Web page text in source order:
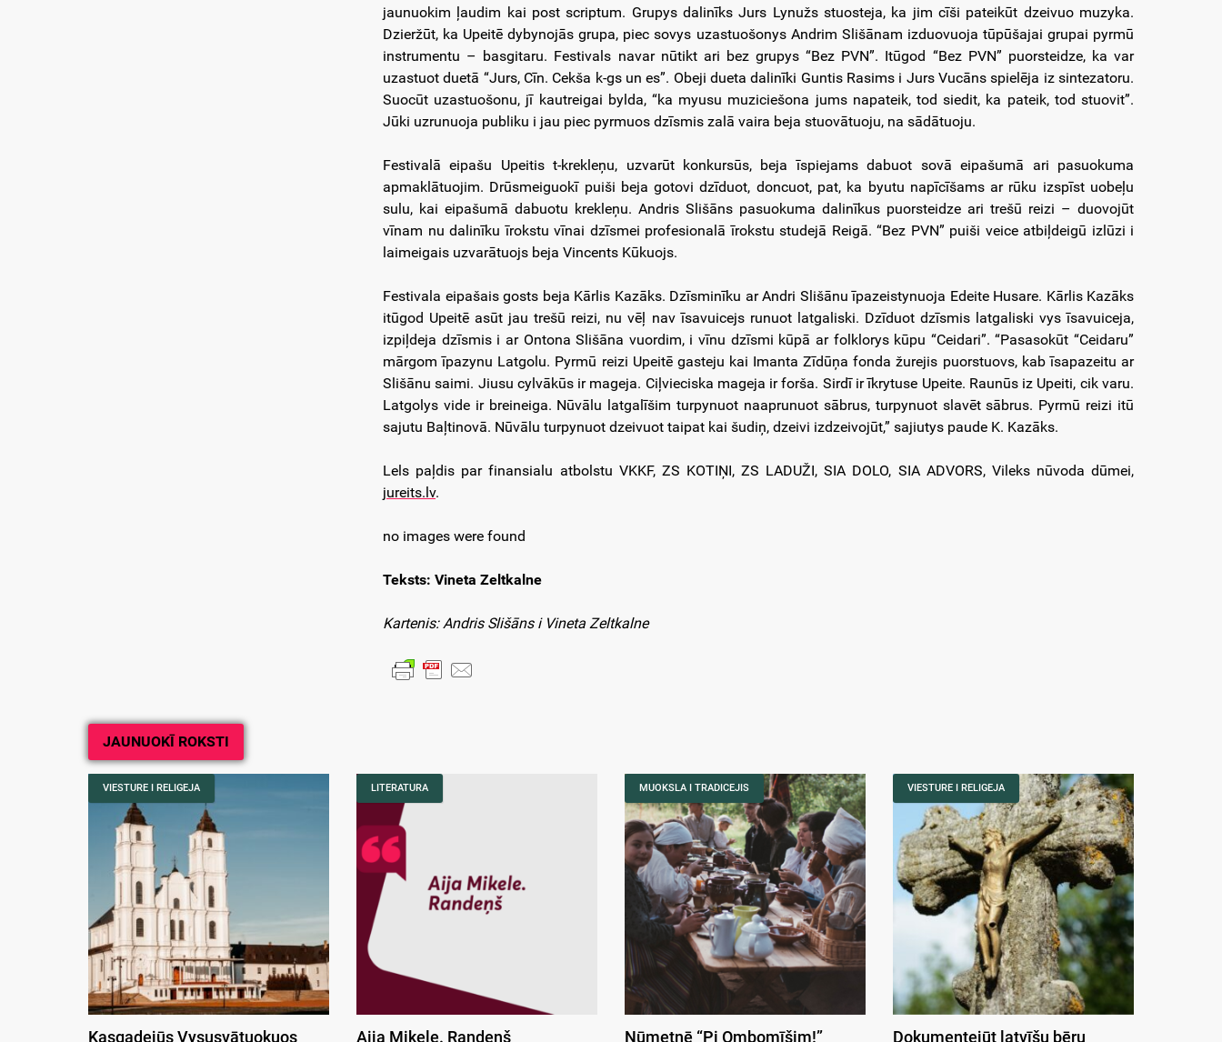
jaunuokim ļaudim kai post scriptum. Grupys dalinīks Jurs Lynužs stuosteja, ka jim cīši pateikūt dzeivuo muzyka.
Dzieržūt, ka Upeitē dybynojās grupa, piec sovys uzastuošonys Andrim Slišānam izduovuoja tūpūšajai grupai pyrmū
instrumentu – basgitaru. Festivals navar nūtikt ari bez grupys “Bez PVN”. Itūgod “Bez PVN” puorsteidze, ka var
uzastuot duetā “Jurs, Cīn. Cekša k-gs un es”. Obeji dueta dalinīki Guntis Rasims i Jurs Vucāns spielēja iz sintezatoru.
Suocūt uzastuošonu, jī kautreigai bylda, “ka myusu muziciešona jums napateik, tod siedit, ka pateik, tod stuovit”.
Jūki uzrunuoja publiku i jau piec pyrmuos dzīsmis zalā vaira beja stuovātuoju, na sādātuoju.
Festivalā eipašu Upeitis t-krekleņu, uzvarūt konkursūs, beja īspiejams dabuot sovā eipašumā ari pasuokuma
apmaklātuojim. Drūsmeiguokī puiši beja gotovi dzīduot, doncuot, pat, ka byutu napīcīšams ar rūku izspīst uobeļu
sulu, kai eipašumā dabuotu krekleņu. Andris Slišāns pasuokuma dalinīkus puorsteidze ari trešū reizi – duovojūt
vīnam nu dalinīku īrokstu vīnai dzīsmei profesionalā īrokstu studejā Reigā. “Bez PVN” puiši veice atbiļdeigū izlūzi i
laimeigais uzvarātuojs beja Vincents Kūkuojs.
Festivala eipašais gosts beja Kārlis Kazāks. Dzīsminīku ar Andri Slišānu īpazeistynuoja Edeite Husare. Kārlis Kazāks
itūgod Upeitē asūt jau trešū reizi, nu vēļ nav īsavuicejs runuot latgaliski. Dzīduot dzīsmis latgaliski vys īsavuiceja,
izpiļdeja dzīsmis i ar Ontona Slišāna vuordim, i vīnu dzīsmi kūpā ar folklorys kūpu “Ceidari”. “Pasasokūt “Ceidaru”
mārgom īpazynu Latgolu. Pyrmū reizi Upeitē gasteju kai Imanta Zīdūņa fonda žurejis puorstuovs, kab īsapazeitu ar
Slišānu saimi. Jiusu cylvākūs ir mageja. Ciļvieciska mageja ir forša. Sirdī ir īkrytuse Upeite. Raunūs iz Upeiti, cik varu.
Latgolys vide ir breineiga. Nūvālu latgalīšim turpynuot naaprunuot sābrus, turpynuot slavēt sābrus. Pyrmū reizi itū
sajutu Baļtinovā. Nūvālu turpynuot dzeivuot taipat kai šudiņ, dzeivi izdzeivojūt,” sajiutys paude K. Kazāks.
Lels paļdis par finansialu atbolstu VKKF, ZS KOTIŅI, ZS LADUŽI, SIA DOLO, SIA ADVORS, Vileks nūvoda dūmei,
jureits.lv.
no images were found
Teksts: Vineta Zeltkalne
Kartenis: Andris Slišāns i Vineta Zeltkalne
JAUNUOKĪ ROKSTI
VIESTURE I RELIGEJA
Kasgadejūs Vysusvātuokuos
LITERATURA
Aija Mikele. Randeņš
MUOKSLA I TRADICEJIS
Nūmetnē “Pi Ombomīšim!”
VIESTURE I RELIGEJA
Dokumentejūt latvīšu bēru